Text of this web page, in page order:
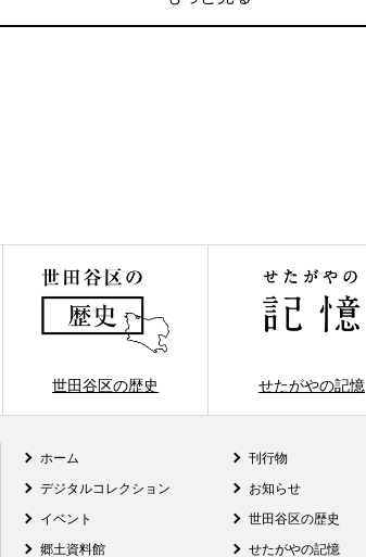
世田谷区の歴史 せたがやの記憶
ホーム
デジタルコレクション
イベント
郷土資料館
刊行物
お知らせ
世田谷区の歴史
せたがやの記憶